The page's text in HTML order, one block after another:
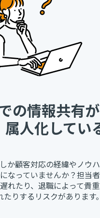
の情報共有
属人化してい
か顧客対応の経緯やノウ
なっていませんか？担当
れたり、退職によって貴
たりするリスクがあります